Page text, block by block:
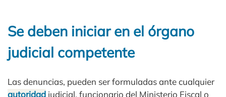
Se deben iniciar en el órgano
judicial competente
Las denuncias, pueden ser formuladas ante cualquier
autoridad judicial, funcionario del Ministerio Fiscal o